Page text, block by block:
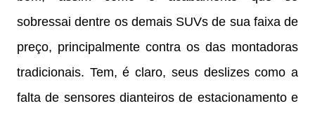
sobressai dentre os demais SUVs de sua faixa de
preço, principalmente contra os das montadoras
tradicionais. Tem, é claro, seus deslizes como a
falta de sensores dianteiros de estacionamento e